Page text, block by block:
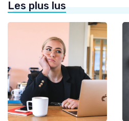
Les plus lus